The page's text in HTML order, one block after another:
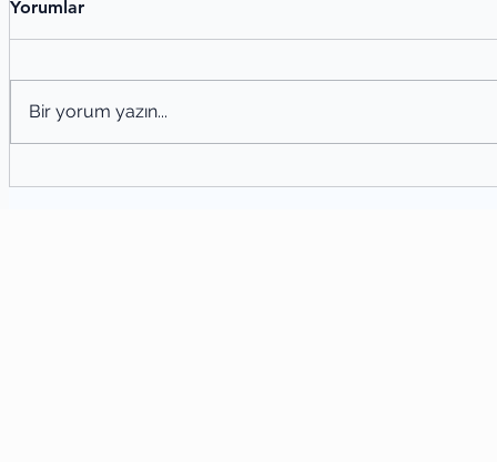
Alaeddin Özdenören
Yorumlar
Bir yorum yazın...